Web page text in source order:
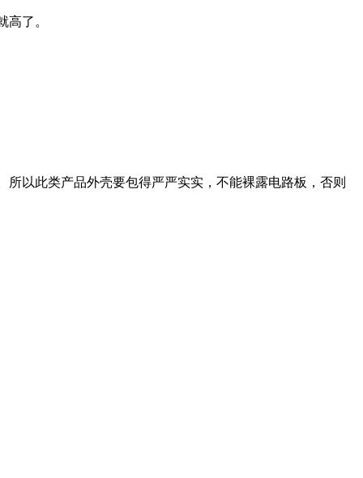
了。
以此类产品外壳要包得严严实实，不能裸露电路板，否则